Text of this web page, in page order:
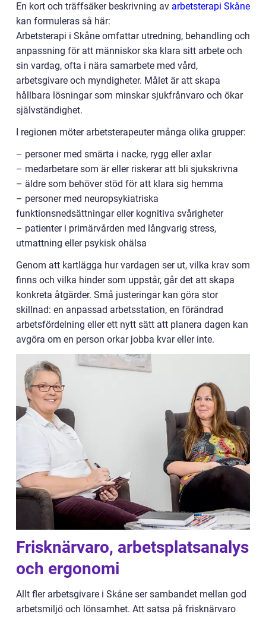
En kort och träffsäker beskrivning av arbetsterapi Skåne
kan formuleras så här:
Arbetsterapi i Skåne omfattar utredning, behandling och
anpassning för att människor ska klara sitt arbete och
sin vardag, ofta i nära samarbete med vård,
arbetsgivare och myndigheter. Målet är att skapa
hållbara lösningar som minskar sjukfrånvaro och ökar
självständighet.
I regionen möter arbetsterapeuter många olika grupper:
– personer med smärta i nacke, rygg eller axlar
– medarbetare som är eller riskerar att bli sjukskrivna
– äldre som behöver stöd för att klara sig hemma
– personer med neuropsykiatriska
funktionsnedsättningar eller kognitiva svårigheter
– patienter i primärvården med långvarig stress,
utmattning eller psykisk ohälsa
Genom att kartlägga hur vardagen ser ut, vilka krav som
finns och vilka hinder som uppstår, går det att skapa
konkreta åtgärder. Små justeringar kan göra stor
skillnad: en anpassad arbetsstation, en förändrad
arbetsfördelning eller ett nytt sätt att planera dagen kan
avgöra om en person orkar jobba kvar eller inte.
Frisknärvaro, arbetsplatsanalys
och ergonomi
Allt fler arbetsgivare i Skåne ser sambandet mellan god
arbetsmiljö och lönsamhet. Att satsa på frisknärvaro